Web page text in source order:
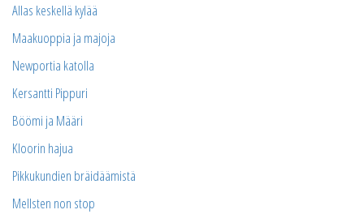
Allas keskellä kylää
Maakuoppia ja majoja
Newportia katolla
Kersantti Pippuri
Böömi ja Määri
Kloorin hajua
Pikkukundien bräidäämistä
Mellsten non stop